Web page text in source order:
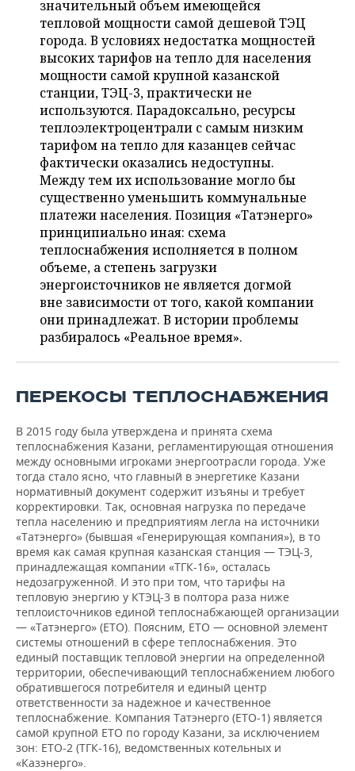
ТЕЛЕКОММУНИКАЦИИ
БИЗНЕС-БРАНЧИ
ONLINE-КОНФЕРЕНЦИИ
ОТКРЫТАЯ ЛЕКЦИЯ
ФУТБОЛ
ХОККЕЙ
БАСКЕТБОЛ
ВОЛЕЙБОЛ
КИБЕРСПОРТ
ФИГУРНОЕ КАТАНИЕ
ВОДНЫЕ ВИДЫ СПОРТА
ХОККЕЙ С МЯЧОМ
НОВОСТИ ОБЩЕСТВА
ВЛАСТЬ
ИНФРАСТРУКТУРА
ИСТОРИЯ
КУЛЬТУРА
МЕДИЦИНА
ОБРАЗОВАНИЕ
ПРОИСШЕСТВИЯ
ФОТОГАЛЕРЕЯ
СЮЖЕТЫ
СПРАВОЧНИК
СПИСОК ПЕРСОН
СПИСОК КОМПАНИЙ
ПОЛНАЯ ВЕРСИЯ
значительный объем имеющейся
тепловой мощности самой дешевой ТЭЦ
города. В условиях недостатка мощностей
высоких тарифов на тепло для населения
мощности самой крупной казанской
станции, ТЭЦ-3, практически не
используются. Парадоксально, ресурсы
теплоэлектроцентрали с самым низким
тарифом на тепло для казанцев сейчас
фактически оказались недоступны.
Между тем их использование могло бы
существенно уменьшить коммунальные
платежи населения. Позиция «Татэнерго»
принципиально иная: схема
теплоснабжения исполняется в полном
объеме, а степень загрузки
энергоисточников не является догмой
вне зависимости от того, какой компании
они принадлежат. В истории проблемы
разбиралось «Реальное время».
ПЕРЕКОСЫ ТЕПЛОСНАБЖЕНИЯ
В 2015 году была утверждена и принята схема
теплоснабжения Казани, регламентирующая отношения
между основными игроками энергоотрасли города. Уже
тогда стало ясно, что главный в энергетике Казани
нормативный документ содержит изъяны и требует
корректировки. Так, основная нагрузка по передаче
тепла населению и предприятиям легла на источники
«Татэнерго» (бывшая «Генерирующая компания»), в то
время как самая крупная казанская станция — ТЭЦ-3,
принадлежащая компании «ТГК-16», осталась
недозагруженной. И это при том, что тарифы на
тепловую энергию у КТЭЦ-3 в полтора раза ниже
теплоисточников единой теплоснабжающей организации
— «Татэнерго» (ЕТО). Поясним, ЕТО — основной элемент
системы отношений в сфере теплоснабжения. Это
единый поставщик тепловой энергии на определенной
территории, обеспечивающий теплоснабжением любого
обратившегося потребителя и единый центр
ответственности за надежное и качественное
теплоснабжение. Компания Татэнерго (ЕТО-1) является
самой крупной ЕТО по городу Казани, за исключением
зон: ЕТО-2 (ТГК-16), ведомственных котельных и
«Казэнерго».